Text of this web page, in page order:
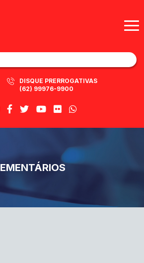
DISQUE PRERROGATIVAS
(62) 99976-9900
EMENTÁRIOS